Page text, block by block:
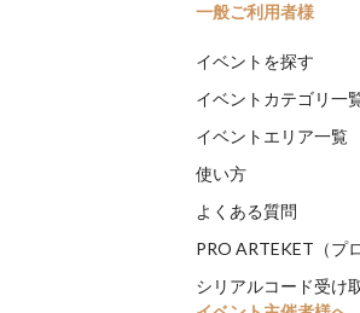
一般ご利用者様
イベントを探す
イベントカテゴリ一
イベントエリア一覧
使い方
よくある質問
PRO ARTEKET（プ
シリアルコード受け